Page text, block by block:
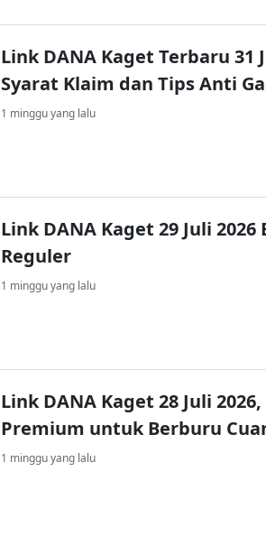
Link DANA Kaget Terbaru 31
Syarat Klaim dan Tips Anti
1 minggu yang lalu
Link DANA Kaget 29 Juli
Reguler
1 minggu yang lalu
Link DANA Kaget 28 Juli
Premium untuk Berburu
1 minggu yang lalu